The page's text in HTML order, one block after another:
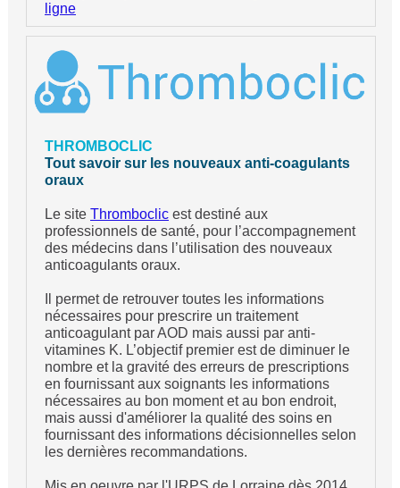
ligne
THROMBOCLIC
Tout savoir sur les nouveaux anti-coagulants
oraux
Le site Thromboclic est destiné aux
professionnels de santé, pour l’accompagnement
des médecins dans l’utilisation des nouveaux
anticoagulants oraux.
Il permet de retrouver toutes les informations
nécessaires pour prescrire un traitement
anticoagulant par AOD mais aussi par anti-
vitamines K. L’objectif premier est de diminuer le
nombre et la gravité des erreurs de prescriptions
en fournissant aux soignants les informations
nécessaires au bon moment et au bon endroit,
mais aussi d'améliorer la qualité des soins en
fournissant des informations décisionnelles selon
les dernières recommandations.